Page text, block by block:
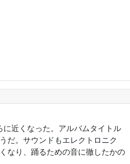
に近くなった。アルバムタイトル
だ。サウンドもエレクトロニク
なり、踊るための音に徹したかの